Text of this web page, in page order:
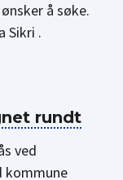
å søke.
Sikri .
rundt
ved
kommune